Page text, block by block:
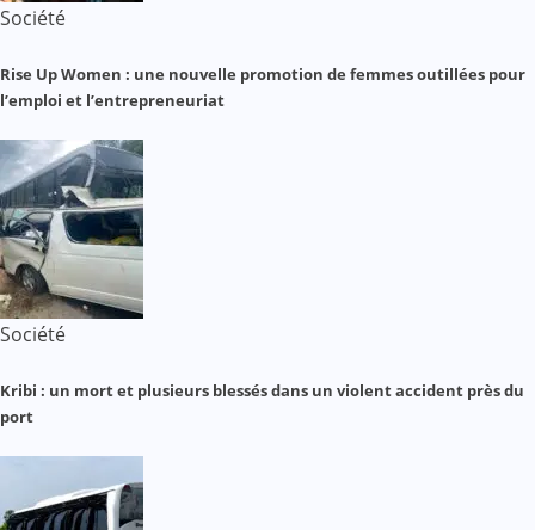
Société
Rise Up Women : une nouvelle promotion de femmes outillées pour
l’emploi et l’entrepreneuriat
Société
Kribi : un mort et plusieurs blessés dans un violent accident près du
port